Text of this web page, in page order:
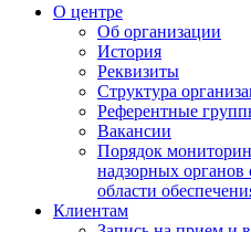
О центре
Об организации
История
Реквизиты
Структура
Референтные
Вакансии
Порядок
надзорных
области
Клиентам